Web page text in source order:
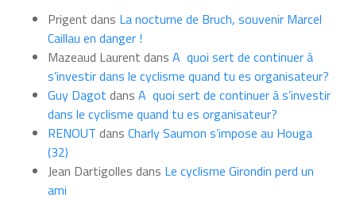
moisPrigent dans La nocturne de Bruch, souvenir Marcel
Caillau en danger !
Mazeaud Laurent dans A quoi sert de continuer à
s’investir dans le cyclisme quand tu es organisateur?
Guy Dagot dans A quoi sert de continuer à s’investir
dans le cyclisme quand tu es organisateur?
RENOUT dans Charly Saumon s’impose au Houga
(32)
Jean Dartigolles dans Le cyclisme Girondin perd un
ami